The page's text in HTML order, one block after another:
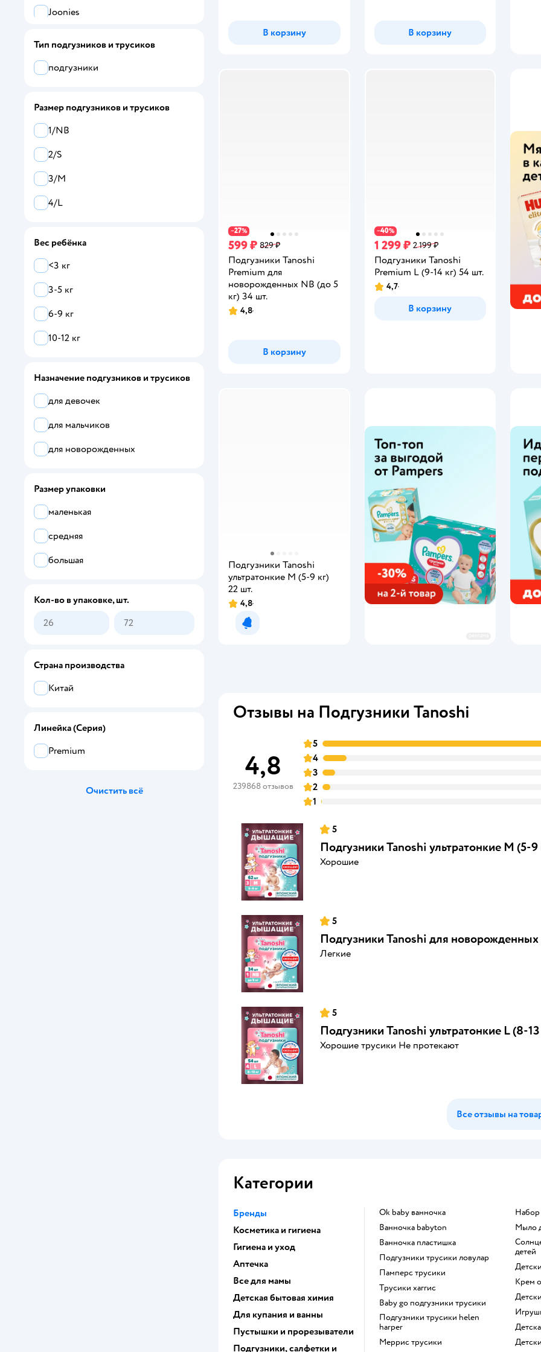
В корзину В корзину
−27%
599 ₽ 829 ₽
Подгузники Tanoshi
Premium для
новорожденных NB (до 5
кг) 34 шт.
Рейтинг:
4,8
В корзину
−40%
1 299 ₽ 2 199 ₽
Подгузники Tanoshi
Premium L (9-14 кг) 54 шт.
Рейтинг:
4,7
В корзину
Подгузники Tanoshi
ультратонкие M (5-9 кг)
22 шт.
Рейтинг:
4,8
Уведомить о появлении
Отзывы на Подгузники Tanoshi
4,8
239868 отзывов
5
4
3
2
1
5
Подгузники Tanoshi ультратонкие M (5-9
Хорошие
5
Подгузники Tanoshi для новорожденных
Легкие
5
Подгузники Tanoshi ультратонкие L (8-
Хорошие трусики Не протекают
Все отзывы на
Категории
Бренды
Косметика и гигиена
Гигиена и уход
Аптечка
Все для мамы
Детская бытовая химия
Для купания и ванны
Пустышки и прорезыватели
Подгузники, салфетки и
ok baby ванночка
ванночка babyton
ванночка пластишка
подгузники трусики ловулар
памперс трусики
трусики хаггис
baby go подгузники трусики
подгузники трусики helen
harper
меррис трусики
мыло
солнцезащитный крем для
детей
крем
Joonies
Offspring
Все
Tanoshi
AIWIBI
Babe-Micci
CARRYBOO
Cheris
Ekitto
Emmy Premium
Evy Baby
HANIBANI
Helen Harper
Huggies
Тип подгузников и трусиков
подгузники
Размер подгузников и трусиков
1/NB
2/S
3/M
4/L
Вес ребёнка
<3 кг
3-5 кг
6-9 кг
10-12 кг
Назначение подгузников и трусиков
для девочек
для мальчиков
для новорожденных
Размер упаковки
маленькая
средняя
большая
Кол-во в упаковке, шт.
Страна производства
Китай
Линейка (Серия)
Premium
Очистить всё